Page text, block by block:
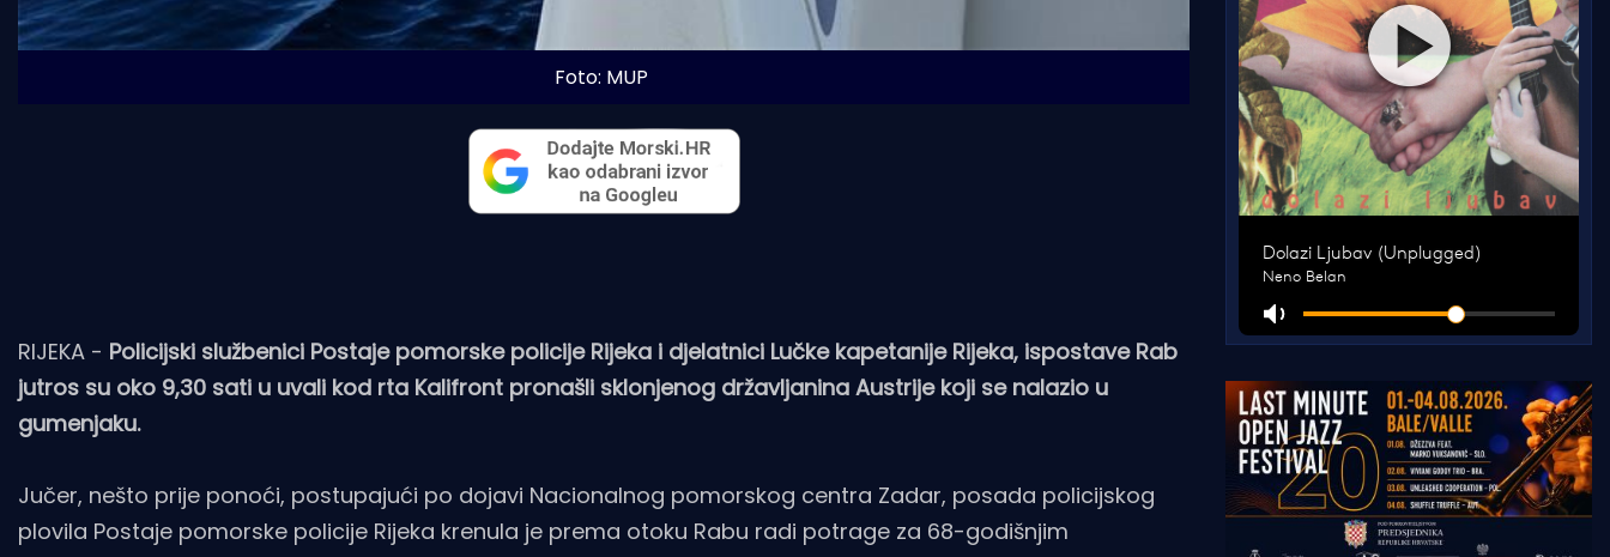
Foto: MUP
RIJEKA - Policijski službenici Postaje pomorske policije Rijeka i djelatnici Lučke kapetanije Rijeka, ispostave Rab
jutros su oko 9,30 sati u uvali kod rta Kalifront pronašli sklonjenog državljanina Austrije koji se nalazio u
gumenjaku.
Jučer, nešto prije ponoći, postupajući po dojavi Nacionalnog pomorskog centra Zadar, posada policijskog
plovila Postaje pomorske policije Rijeka krenula je prema otoku Rabu radi potrage za 68-godišnjim